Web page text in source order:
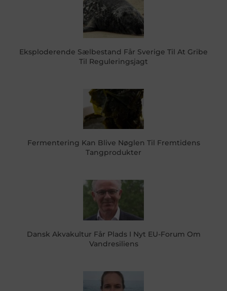
Eksploderende Sælbestand Får Sverige Til At Gribe
Til Reguleringsjagt
Fermentering Kan Blive Nøglen Til Fremtidens
Tangprodukter
Dansk Akvakultur Får Plads I Nyt EU-Forum Om
Vandresiliens